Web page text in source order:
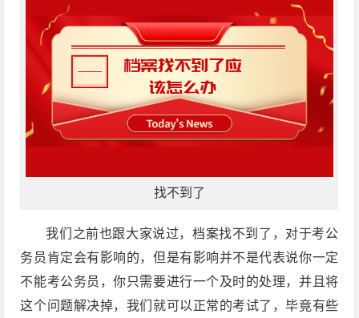
找不到了
我们之前也跟大家说过，档案找不到了，对于考公
务员肯定会有影响的，但是有影响并不是代表说你一定
不能考公务员，你只需要进行一个及时的处理，并且将
这个问题解决掉，我们就可以正常的考试了，毕竟有些